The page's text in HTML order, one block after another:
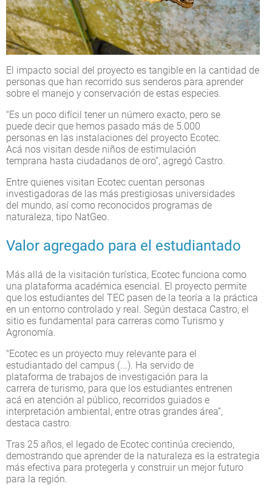
El impacto social del proyecto es tangible en la cantidad de
personas que han recorrido sus senderos para aprender
sobre el manejo y conservación de estas especies.
"Es un poco difícil tener un número exacto, pero se
puede decir que hemos pasado más de 5.000
personas en las instalaciones del proyecto Ecotec.
Acá nos visitan desde niños de estimulación
temprana hasta ciudadanos de oro”, agregó Castro.
Entre quienes visitan Ecotec cuentan personas
investigadoras de las más prestigiosas universidades
del mundo, así como reconocidos programas de
naturaleza, tipo NatGeo.
Valor agregado para el estudiantado
Más allá de la visitación turística, Ecotec funciona como
una plataforma académica esencial. El proyecto permite
que los estudiantes del TEC pasen de la teoría a la práctica
en un entorno controlado y real. Según destaca Castro, el
sitio es fundamental para carreras como Turismo y
Agronomía.
"Ecotec es un proyecto muy relevante para el
estudiantado del campus (...). Ha servido de
plataforma de trabajos de investigación para la
carrera de turismo, para que los estudiantes entrenen
acá en atención al público, recorridos guiados e
interpretación ambiental, entre otras grandes área”,
destaca castro.
Tras 25 años, el legado de Ecotec continúa creciendo,
demostrando que aprender de la naturaleza es la estrategia
más efectiva para protegerla y construir un mejor futuro
para la región.